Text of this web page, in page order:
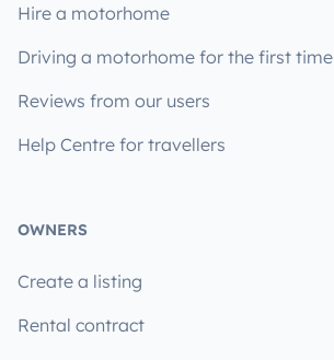
Hire a motorhome
Driving a motorhome for the first time
Reviews from our users
Help Centre for travellers
OWNERS
Create a listing
Rental contract